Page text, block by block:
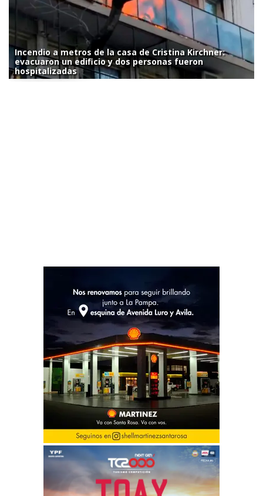
Incendio a metros de la casa de Cristina Kirchner:
evacuaron un edificio y dos personas fueron
hospitalizadas